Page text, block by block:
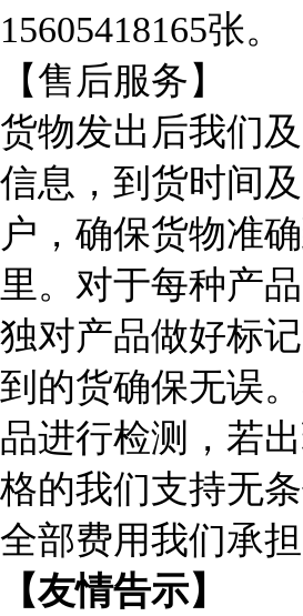
15605418165张。
【售后服务】
货物发出后我们
信息，到货时间
户，确保货物准
里。对于每种产
独对产品做好标
到的货确保无误
品进行检测，若
格的我们支持无
全部费用我们承担
【友情告示】